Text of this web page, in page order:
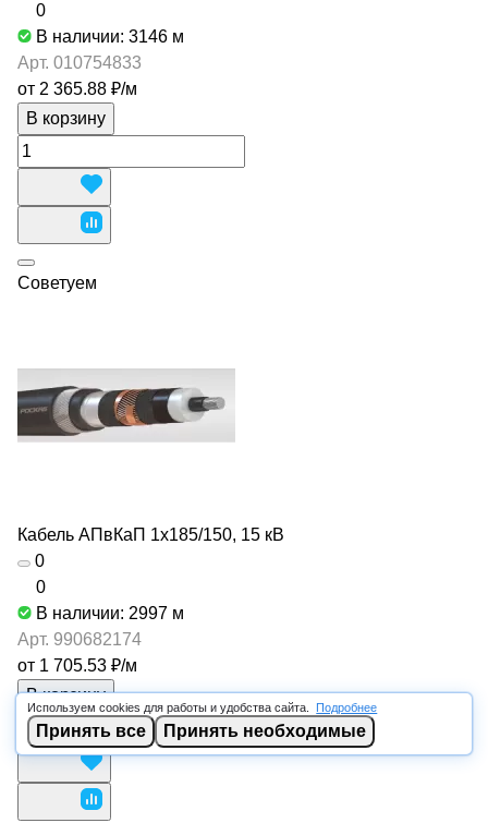
0
В наличии: 3146 м
Арт. 010754833
от 2 365.88 ₽/м
В корзину
Советуем
Кабель АПвКаП 1х185/150, 15 кВ
0
0
В наличии: 2997 м
Арт. 990682174
от 1 705.53 ₽/м
В корзину
Используем cookies для работы и удобства сайта. Подробнее
Принять все Принять необходимые